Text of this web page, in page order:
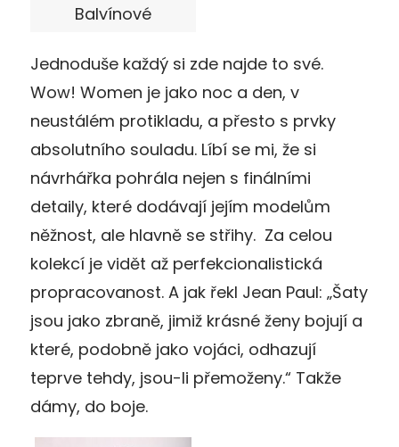
Balvínové
Jednoduše každý si zde najde to své.
Wow! Women je jako noc a den, v
neustálém protikladu, a přesto s prvky
absolutního souladu. Líbí se mi, že si
návrhářka pohrála nejen s finálními
detaily, které dodávají jejím modelům
něžnost, ale hlavně se střihy. Za celou
kolekcí je vidět až perfekcionalistická
propracovanost. A jak řekl Jean Paul: „Šaty
jsou jako zbraně, jimiž krásné ženy bojují a
které, podobně jako vojáci, odhazují
teprve tehdy, jsou-li přemoženy.“ Takže
dámy, do boje.